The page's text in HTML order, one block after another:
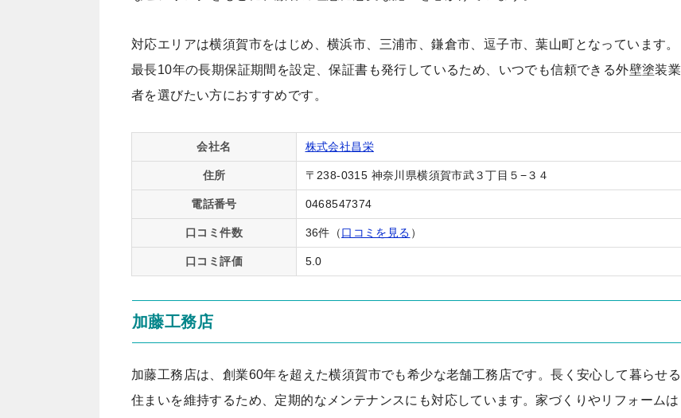
対応エリアは横須賀市をはじめ、横浜市、三浦市、鎌倉市、逗子市、葉山町となっています。
最長10年の長期保証期間を設定、保証書も発行しているため、いつでも信頼できる外壁塗装業
者を選びたい方におすすめです。
会社名 株式会社昌栄
住所 〒238-0315 神奈川県横須賀市武３丁目５−３４
電話番号 0468547374
口コミ件数 36件（口コミを見る ）
口コミ評価 5.0
加藤工務店
加藤工務店は、創業60年を超えた横須賀市でも希少な老舗工務店です。長く安心して暮らせる
住まいを維持するため、定期的なメンテナンスにも対応しています。家づくりやリフォームは